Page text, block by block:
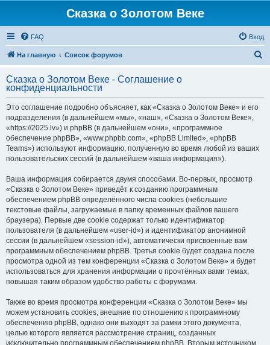
Сказка о Золотом Веке
FAQ Вход
На главную Список форумов
с
Сказка о Золотом Веке - Соглашение о
конфиденциальности
Это соглашение подробно объясняет, как «Сказка о Золотом Веке» и его
подразделения (в дальнейшем «мы», «наш», «Сказка о Золотом Веке»,
«https://2025.lv») и phpBB (в дальнейшем «они», «программное
обеспечение phpBB», «www.phpbb.com», «phpBB Limited», «phpBB
Teams») используют информацию, полученную во время любой из ваших
пользовательских сессий (в дальнейшем «ваша информация»).
Ваша информация собирается двумя способами. Во-первых, просмотр
«Сказка о Золотом Веке» приведёт к созданию программным
обеспечением phpBB определённого числа cookies (небольшие
текстовые файлы, загружаемые в папку временных файлов вашего
браузера). Первые две cookie содержат только идентификатор
пользователя (в дальнейшем «user-id») и идентификатор анонимной
сессии (в дальнейшем «session-id»), автоматически присвоенные вам
программным обеспечением phpBB. Третья cookie будет создана после
просмотра одной из тем конференции «Сказка о Золотом Веке» и будет
использоваться для хранения информации о прочтённых вами темах,
повышая таким образом удобство работы с форумами.
Также во время просмотра конференции «Сказка о Золотом Веке» мы
можем установить cookies, внешние по отношению к программному
обеспечению phpBB, однако они выходят за рамки этого документа,
целью которого является рассмотрение страниц, созданных
исключительно программным обеспечением phpBB. Вторым источником